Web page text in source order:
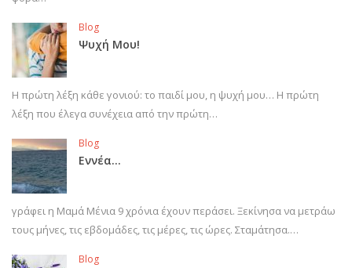
Blog
Ψυχή Μου!
Η πρώτη λέξη κάθε γονιού: το παιδί μου, η ψυχή μου… Η πρώτη
λέξη που έλεγα συνέχεια από την πρώτη…
Blog
Εννέα…
γράφει η Μαμά Μένια 9 χρόνια έχουν περάσει. Ξεκίνησα να μετράω
τους μήνες, τις εβδομάδες, τις μέρες, τις ώρες. Σταμάτησα.…
Blog